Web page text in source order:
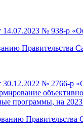
№ 938-р
Правительства
№ 2766-р
программы, на 2023
Правительства